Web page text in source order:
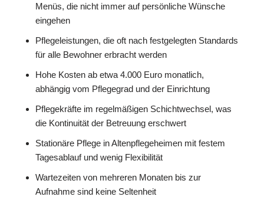
Menüs, die nicht immer auf persönliche Wünsche
eingehen
Pflegeleistungen, die oft nach festgelegten Standards
für alle Bewohner erbracht werden
Hohe Kosten ab etwa 4.000 Euro monatlich,
abhängig vom Pflegegrad und der Einrichtung
Pflegekräfte im regelmäßigen Schichtwechsel, was
die Kontinuität der Betreuung erschwert
Stationäre Pflege in Altenpflegeheimen mit festem
Tagesablauf und wenig Flexibilität
Wartezeiten von mehreren Monaten bis zur
Aufnahme sind keine Seltenheit